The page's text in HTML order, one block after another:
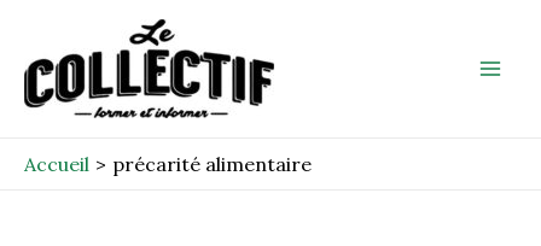
contenu
Accueil précarité alimentaire